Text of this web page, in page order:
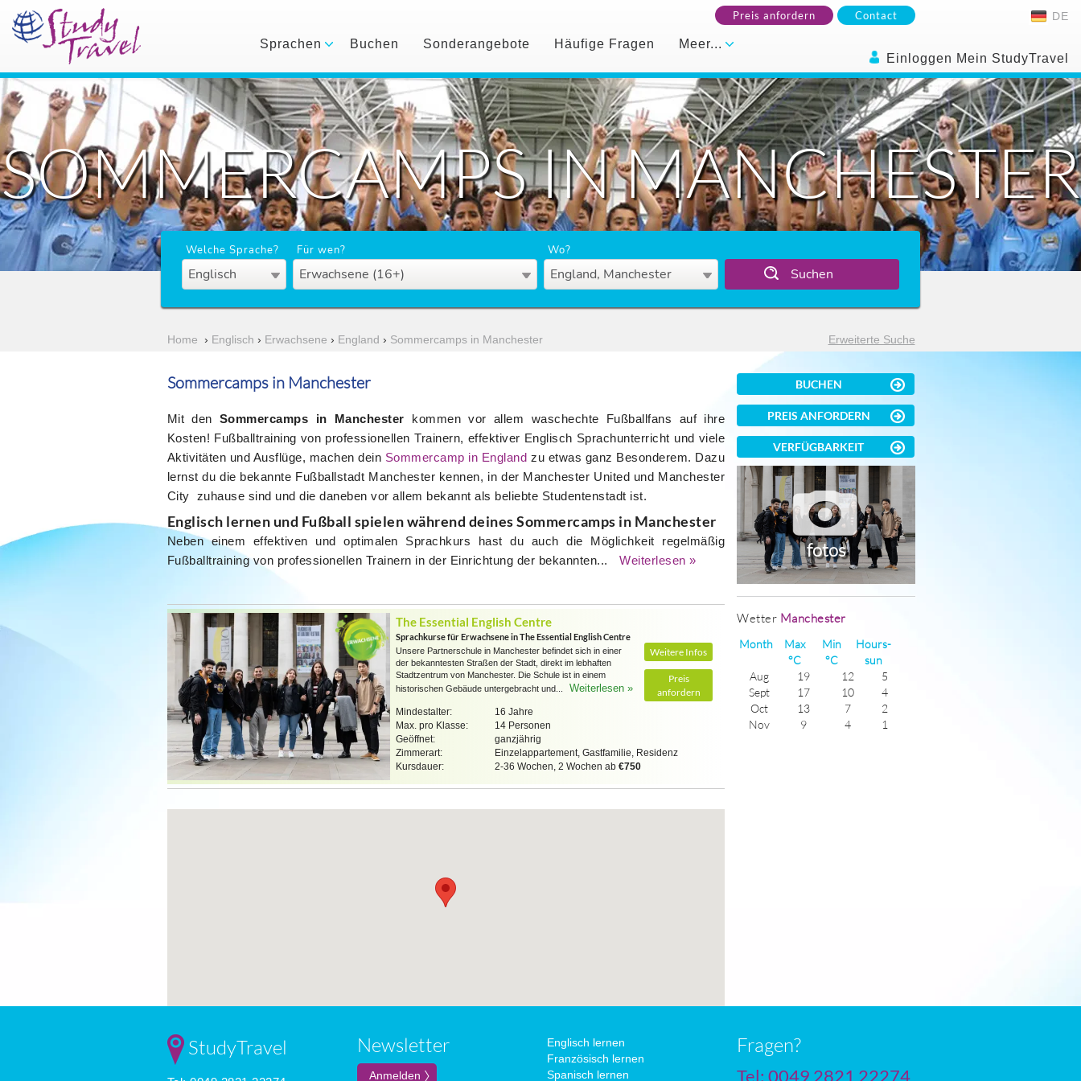
Preis anfordern Contact DE
Einloggen Mein StudyTravel
Sprachen Buchen Sonderangebote Häufige Fragen Meer...
SOMMERCAMPS IN MANCHESTER
Welche Sprache?
Englisch
Für wen?
Erwachsene (16+)
Wo?
England, Manchester Suchen
Home › Englisch › Erwachsene › England › Sommercamps in Manchester Erweiterte Suche
Sommercamps in Manchester
Mit den Sommercamps in Manchester kommen vor allem waschechte Fußballfans auf ihre
Kosten! Fußballtraining von professionellen Trainern, effektiver Englisch Sprachunterricht und viele
Aktivitäten und Ausflüge, machen dein Sommercamp in England zu etwas ganz Besonderem. Dazu
lernst du die bekannte Fußballstadt Manchester kennen, in der Manchester United und Manchester
City zuhause sind und die daneben vor allem bekannt als beliebte Studentenstadt ist.
Englisch lernen und Fußball spielen während deines Sommercamps in Manchester
Neben einem effektiven und optimalen Sprachkurs hast du auch die Möglichkeit regelmäßig
Fußballtraining von professionellen Trainern in der Einrichtung der bekannten...
Weiterlesen »
The Essential English Centre
Sprachkurse für Erwachsene in The Essential English Centre
Weitere Infos
Preis
anfordern
Unsere Partnerschule in Manchester befindet sich in einer
der bekanntesten Straßen der Stadt, direkt im lebhaften
Stadtzentrum von Manchester. Die Schule ist in einem
historischen Gebäude untergebracht und...
Weiterlesen »
Mindestalter:
16 Jahre
Max. pro Klasse:
14 Personen
Geöffnet:
ganzjährig
Zimmerart:
Einzelappartement, Gastfamilie, Residenz
Kursdauer:
2-36 Wochen, 2 Wochen ab €750
BUCHEN
PREIS ANFORDERN
VERFÜGBARKEIT
fotos
Wetter Manchester
Month
Max
°C
Min
°C
Hours-
sun
Aug
19 12
5
Sept
17 10
4
Oct
13 7
2
Nov
9 4
1
StudyTravel Newsletter
Englisch lernen
Französisch lernen
Spanisch lernen
Fragen?
Tel: 0049 2821 22274